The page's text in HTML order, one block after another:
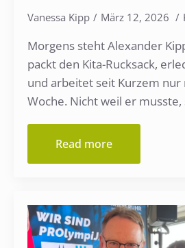
Vanessa Kipp März 12, 2026
Morgens steht Alexander
packt den Kita-Rucksack,
und arbeitet seit Kurzem nur
Woche. Nicht weil er
Read more